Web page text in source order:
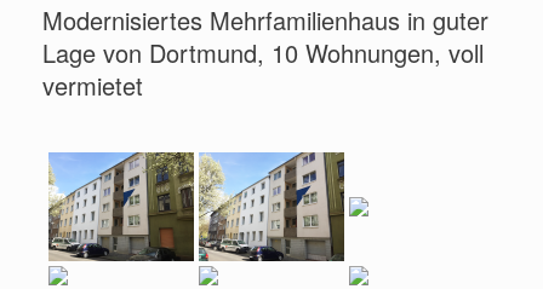
Modernisiertes Mehrfamilienhaus in guter
Lage von Dortmund, 10 Wohnungen, voll
vermietet